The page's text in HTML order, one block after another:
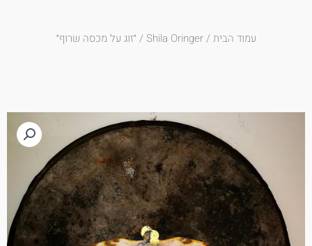
עמוד הבית/
Shila Oringer/ ״זוג על מכסה שרוף״